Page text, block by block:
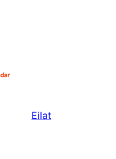
Eilat